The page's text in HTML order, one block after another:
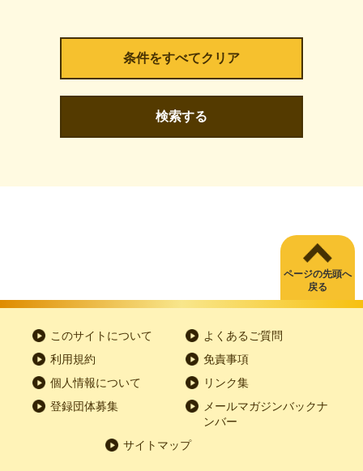
検索する
ページの先頭へ
戻る
このサイトについて
よくあるご質問
利用規約
免責事項
個人情報について
リンク集
登録団体募集
メールマガジンバックナ
ンバー
サイトマップ